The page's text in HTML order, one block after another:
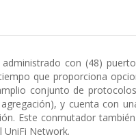
con (48)
que proporciona
conjunto de
y cuenta con
Este conmutador
UniFi Network.